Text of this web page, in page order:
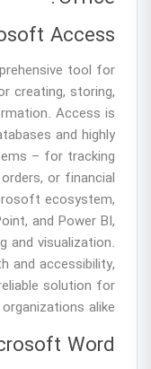
Access
tool for
creating, storing,
Access is
and highly
– for tracking
or financial
ecosystem,
and Power BI,
and visualization.
and accessibility,
solution for
alike.
Word